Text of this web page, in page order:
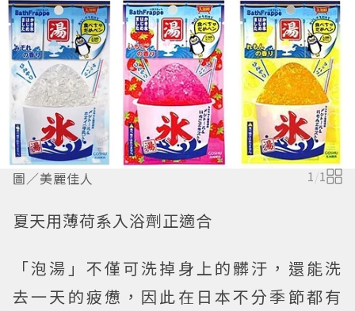
圖／美麗佳人 1 /1
夏天用薄荷系入浴劑正適合
「泡湯」不僅可洗掉身上的髒汙，還能洗
去一天的疲憊，因此在日本不分季節都有